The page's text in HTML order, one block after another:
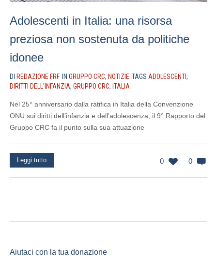
Adolescenti in Italia: una risorsa
preziosa non sostenuta da politiche
idonee
DI REDAZIONE FRF IN GRUPPO CRC, NOTIZIE TAGS ADOLESCENTI,
DIRITTI DELL'INFANZIA, GRUPPO CRC, ITALIA
Nel 25° anniversario dalla ratifica in Italia della Convenzione
ONU sui diritti dell’infanzia e dell’adolescenza, il 9° Rapporto del
Gruppo CRC fa il punto sulla sua attuazione
0 0
Leggi tutto
Aiutaci con la tua donazione